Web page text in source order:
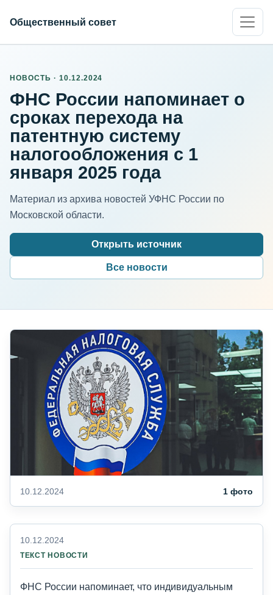
Общественный совет
НОВОСТЬ · 10.12.2024
ФНС России напоминает о
сроках перехода на
патентную систему
налогообложения с 1
января 2025 года
Материал из архива новостей УФНС России по
Московской области.
Открыть источник
Все новости
10.12.2024 1 фото
10.12.2024
ТЕКСТ НОВОСТИ
ФНС России напоминает, что индивидуальным